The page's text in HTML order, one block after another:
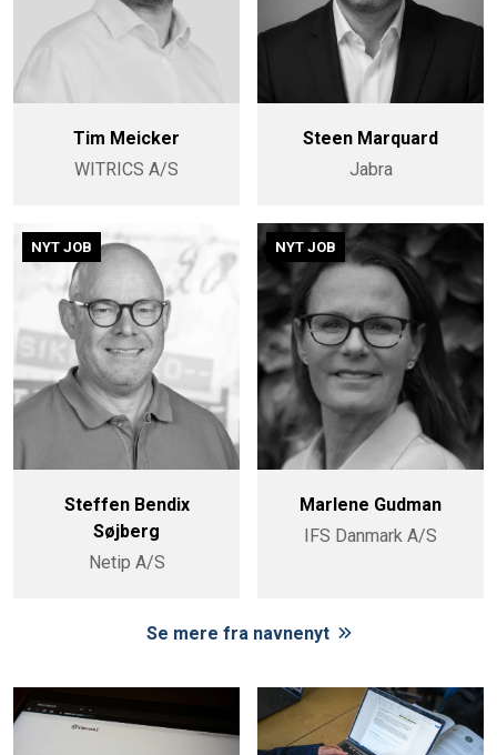
Tim Meicker
WITRICS A/S
Steen Marquard
Jabra
NYT JOB
Steffen Bendix
Søjberg
Netip A/S
NYT JOB
Marlene Gudman
IFS Danmark A/S
Se mere fra navnenyt